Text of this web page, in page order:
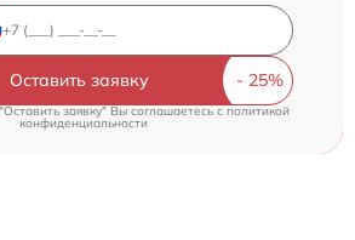
Оставить заявку
заявку" Вы соглашаетесь cполитикой
конфиденциальности